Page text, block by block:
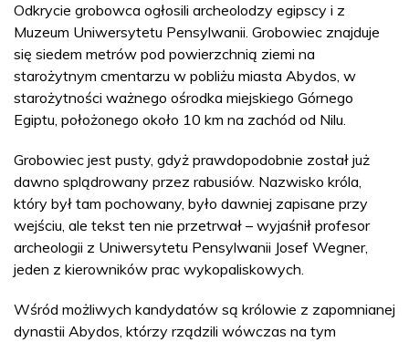
Odkrycie grobowca ogłosili archeolodzy egipscy i z
Muzeum Uniwersytetu Pensylwanii. Grobowiec znajduje
się siedem metrów pod powierzchnią ziemi na
starożytnym cmentarzu w pobliżu miasta Abydos, w
starożytności ważnego ośrodka miejskiego Górnego
Egiptu, położonego około 10 km na zachód od Nilu.
Grobowiec jest pusty, gdyż prawdopodobnie został już
dawno splądrowany przez rabusiów. Nazwisko króla,
który był tam pochowany, było dawniej zapisane przy
wejściu, ale tekst ten nie przetrwał – wyjaśnił profesor
archeologii z Uniwersytetu Pensylwanii Josef Wegner,
jeden z kierowników prac wykopaliskowych.
Wśród możliwych kandydatów są królowie z zapomnianej
dynastii Abydos, którzy rządzili wówczas na tym